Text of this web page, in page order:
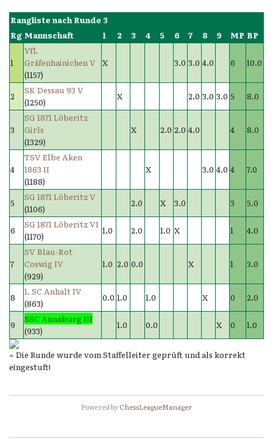
Rangliste nach Runde 3
Rg Mannschaft 1 2 3 4 5 6 7 8 9 MP BP
1
VfL
Gräfenhainichen V
(1157)
X 3.0 3.0 4.0 6 10.0
2
SK Dessau 93 V
(1250)
X 2.0 3.0 3.0 5 8.0
3
SG 1871 Löberitz
Girls
(1329)
X 2.0 2.0 4.0 4 8.0
4
TSV Elbe Aken
1863 II
(1188)
X 3.0 4.0 4 7.0
5
SG 1871 Löberitz V
(1106)
2.0 X 3.0 3 5.0
6
SG 1871 Löberitz VI
(1170)
1.0 2.0 1.0 X 1 4.0
7
SV Blau-Rot
Coswig IV
(929)
1.0 2.0 0.0 X 1 3.0
8
1. SC Anhalt IV
(863)
0.0 1.0 1.0 X 0 2.0
9
SSC Annaburg III
(933)
1.0 0.0 X 0 1.0
= Die Runde wurde vom Staffelleiter geprüft und als korrekt
eingestuft!
Powered byChessLeagueManager